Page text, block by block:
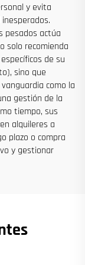
y evita
pesados actúa
solo recomienda
de su
sino que
como la
gestión de la
tiempo, sus
alquileres a
plazo o compra
y gestionar